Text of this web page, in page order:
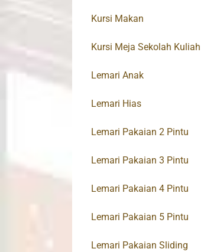
Kursi Makan
Kursi Meja Sekolah Kuliah
Lemari Anak
Lemari Hias
Lemari Pakaian 2 Pintu
Lemari Pakaian 3 Pintu
Lemari Pakaian 4 Pintu
Lemari Pakaian 5 Pintu
Lemari Pakaian Sliding